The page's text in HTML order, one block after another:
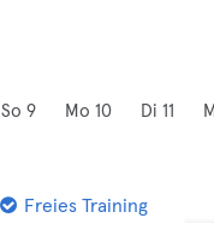
So 9 Mo 10 Di 11
Freies Training